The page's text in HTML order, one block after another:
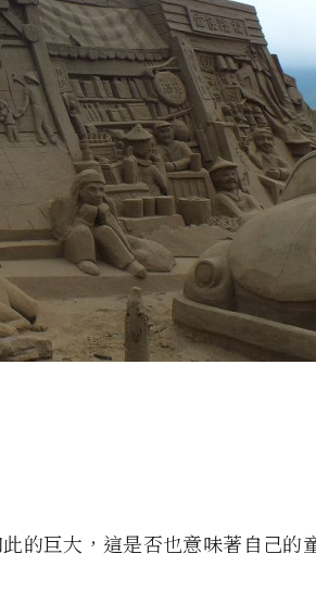
的巨大，這是否也意味著自己的